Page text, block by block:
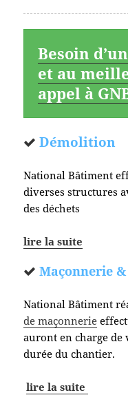
Besoin
et au
appel à
Démolition
National Bâtiment
diverses structures
des déchets
lire la suite
Maçonnerie
National Bâtiment
de maçonnerie
auront en charge de
durée du chantier.
lire la suite